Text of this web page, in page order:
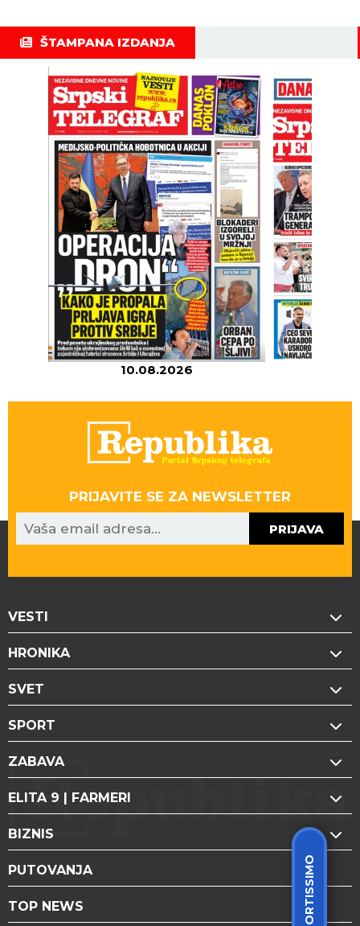
SPORTISSIMO
ŠTAMPANA IZDANJA
10.08.2026
PRIJAVITE SE ZA NEWSLETTER
PRIJAVA
VESTI
HRONIKA
SVET
SPORT
ZABAVA
ELITA 9 | FARMERI
BIZNIS
PUTOVANJA
TOP NEWS